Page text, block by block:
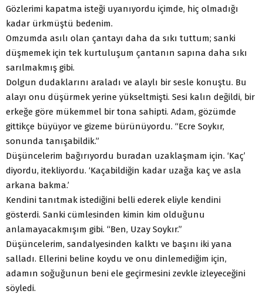
Gözlerimi kapatma isteği uyanıyordu içimde, hiç olmadığı
kadar ürkmüştü bedenim.
Omzumda asılı olan çantayı daha da sıkı tuttum; sanki
düşmemek için tek kurtuluşum çantanın sapına daha sıkı
sarılmakmış gibi.
Dolgun dudaklarını araladı ve alaylı bir sesle konuştu. Bu
alayı onu düşürmek yerine yükseltmişti. Sesi kalın değildi, bir
erkeğe göre mükemmel bir tona sahipti. Adam, gözümde
gittikçe büyüyor ve gizeme bürünüyordu. “Ecre Soykır,
sonunda tanışabildik.”
Düşüncelerim bağırıyordu buradan uzaklaşmam için. ‘Kaç’
diyordu, itekliyordu. ‘Kaçabildiğin kadar uzağa kaç ve asla
arkana bakma.’
Kendini tanıtmak istediğini belli ederek eliyle kendini
gösterdi. Sanki cümlesinden kimin kim olduğunu
anlamayacakmışım gibi. “Ben, Uzay Soykır.”
Düşüncelerim, sandalyesinden kalktı ve başını iki yana
salladı. Ellerini beline koydu ve onu dinlemediğim için,
adamın soğuğunun beni ele geçirmesini zevkle izleyeceğini
söyledi.